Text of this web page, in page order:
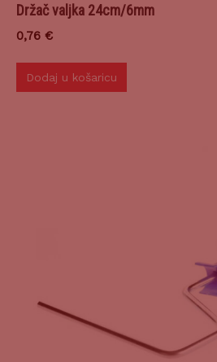
Držač valjka 24cm/6mm
0,76 €
Dodaj u košaricu